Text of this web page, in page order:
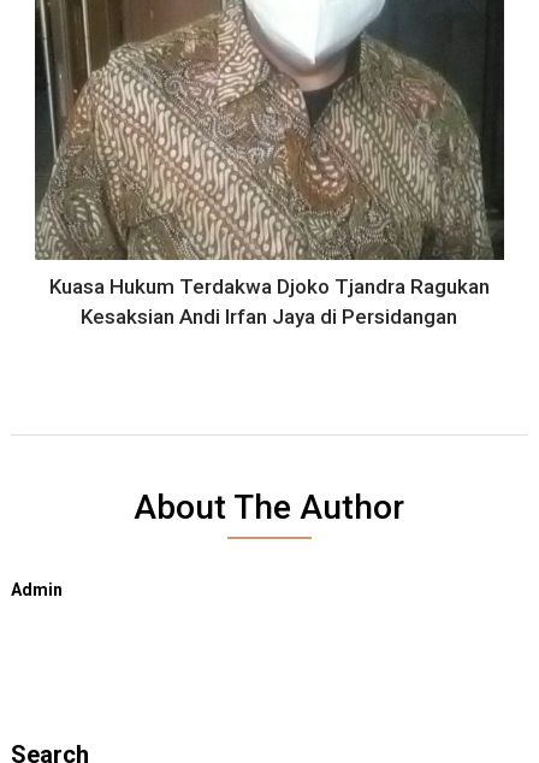
Kuasa Hukum Terdakwa Djoko Tjandra Ragukan
Kesaksian Andi Irfan Jaya di Persidangan
About The Author
Admin
Search